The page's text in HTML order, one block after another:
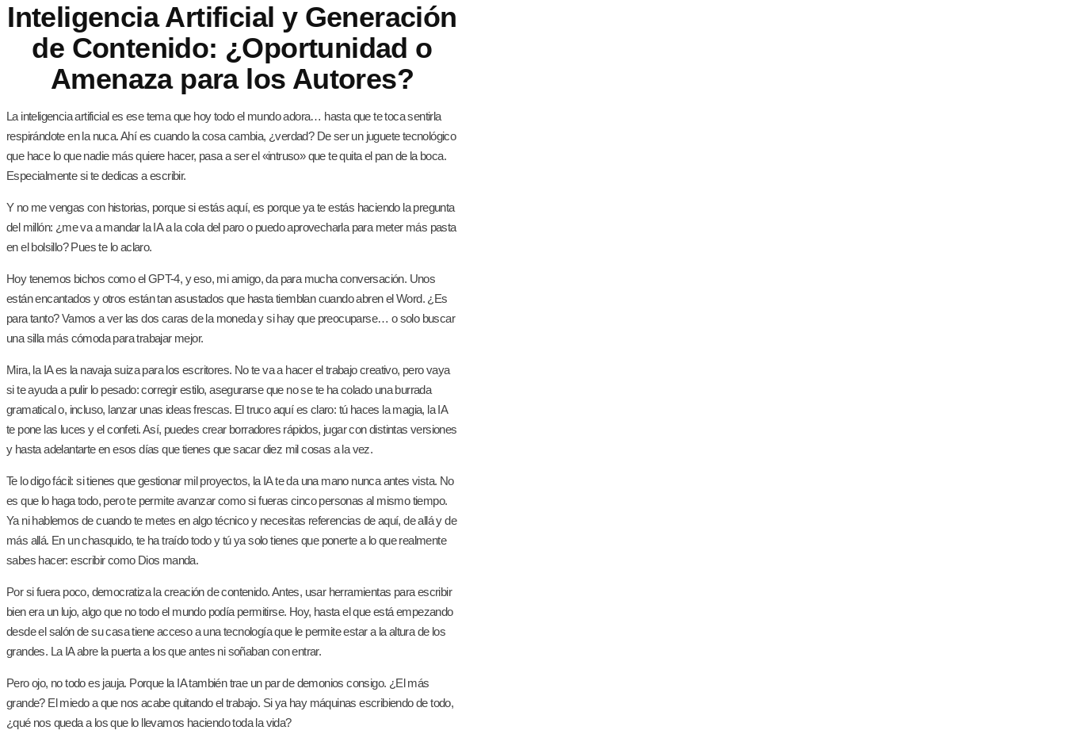
Inteligencia Artificial y Generación
de Contenido: ¿Oportunidad o
Amenaza para los Autores?
La inteligencia artificial es ese tema que hoy todo el mundo adora… hasta que te toca sentirla
respirándote en la nuca. Ahí es cuando la cosa cambia, ¿verdad? De ser un juguete tecnológico
que hace lo que nadie más quiere hacer, pasa a ser el «intruso» que te quita el pan de la boca.
Especialmente si te dedicas a escribir.
Y no me vengas con historias, porque si estás aquí, es porque ya te estás haciendo la pregunta
del millón: ¿me va a mandar la IA a la cola del paro o puedo aprovecharla para meter más pasta
en el bolsillo? Pues te lo aclaro.
Hoy tenemos bichos como el GPT-4, y eso, mi amigo, da para mucha conversación. Unos
están encantados y otros están tan asustados que hasta tiemblan cuando abren el Word. ¿Es
para tanto? Vamos a ver las dos caras de la moneda y si hay que preocuparse… o solo buscar
una silla más cómoda para trabajar mejor.
Mira, la IA es la navaja suiza para los escritores. No te va a hacer el trabajo creativo, pero vaya
si te ayuda a pulir lo pesado: corregir estilo, asegurarse que no se te ha colado una burrada
gramatical o, incluso, lanzar unas ideas frescas. El truco aquí es claro: tú haces la magia, la IA
te pone las luces y el confeti. Así, puedes crear borradores rápidos, jugar con distintas versiones
y hasta adelantarte en esos días que tienes que sacar diez mil cosas a la vez.
Te lo digo fácil: si tienes que gestionar mil proyectos, la IA te da una mano nunca antes vista. No
es que lo haga todo, pero te permite avanzar como si fueras cinco personas al mismo tiempo.
Ya ni hablemos de cuando te metes en algo técnico y necesitas referencias de aquí, de allá y de
más allá. En un chasquido, te ha traído todo y tú ya solo tienes que ponerte a lo que realmente
sabes hacer: escribir como Dios manda.
Por si fuera poco, democratiza la creación de contenido. Antes, usar herramientas para escribir
bien era un lujo, algo que no todo el mundo podía permitirse. Hoy, hasta el que está empezando
desde el salón de su casa tiene acceso a una tecnología que le permite estar a la altura de los
grandes. La IA abre la puerta a los que antes ni soñaban con entrar.
Pero ojo, no todo es jauja. Porque la IA también trae un par de demonios consigo. ¿El más
grande? El miedo a que nos acabe quitando el trabajo. Si ya hay máquinas escribiendo de todo,
¿qué nos queda a los que lo llevamos haciendo toda la vida?